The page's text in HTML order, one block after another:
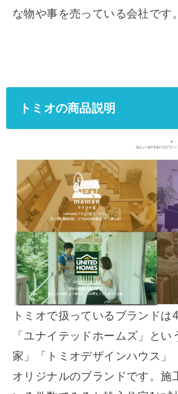
な物や事を売っている会社です
トミオの商品説明
トミオで扱っているブランドは
「ユナイテッドホームズ」と
家」「トミオデザインハウス」
オリジナルのブランドです。施